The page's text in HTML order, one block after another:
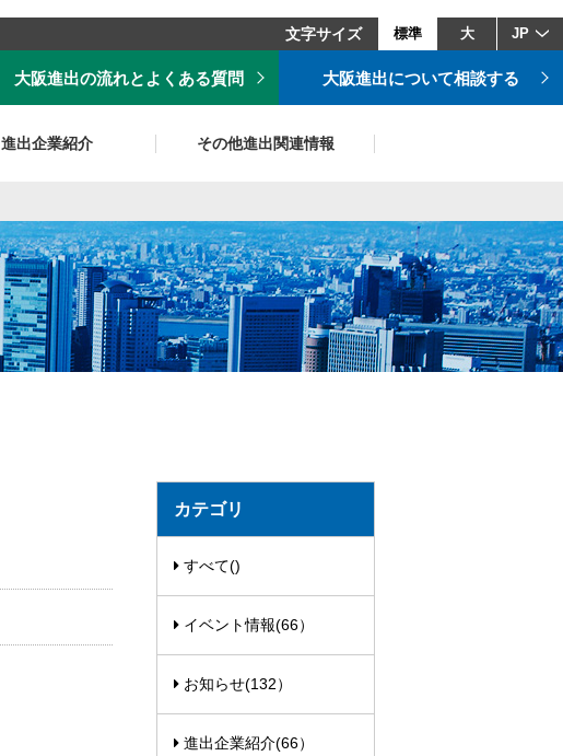
文字サイズ 標準 大 JP
大阪進出の流れとよくある質問 大阪進出について相談する
進出企業紹介 その他進出関連情報
カテゴリ
すべて()
イベント情報(66）
お知らせ(132）
進出企業紹介(66）